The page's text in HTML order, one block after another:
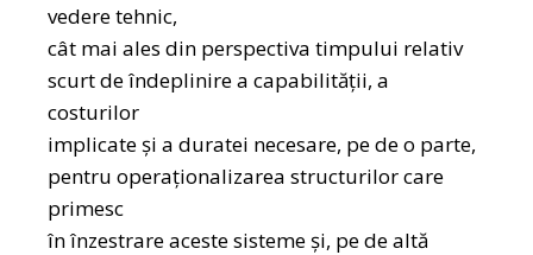
vedere tehnic,
cât mai ales din perspectiva timpului relativ
scurt de îndeplinire a capabilității, a
costurilor
implicate şi a duratei necesare, pe de o parte,
pentru operaţionalizarea structurilor care
primesc
în înzestrare aceste sisteme şi, pe de altă